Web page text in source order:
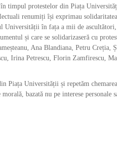
timpul protestelor din Piața
renumiți își exprimau
în fața a mii de
și care se solidarizaseră cu
Ana Blandiana, Petru Creția,
Irina Petrescu, Florin Zamfirescu,
Piața Universității și repetăm
bazată nu pe interese personale